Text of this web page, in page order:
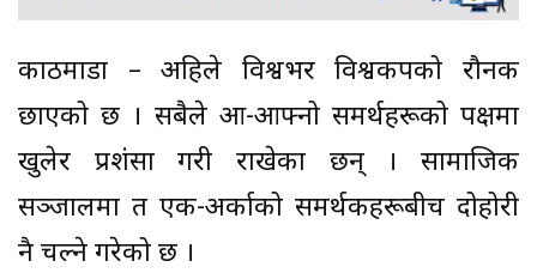
काठमाडौं – अहिले विश्वभर विश्वकपको रौनक
छाएको छ । सबैले आ-आफ्नो समर्थहरूको पक्षमा
खुलेर प्रशंसा गरी राखेका छन् । सामाजिक
सञ्जालमा त एक-अर्काको समर्थकहरूबीच दोहोरी
नै चल्ने गरेको छ ।